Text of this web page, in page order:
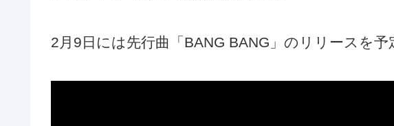
2月9日には先行曲「BANG BANG」のリリースを予